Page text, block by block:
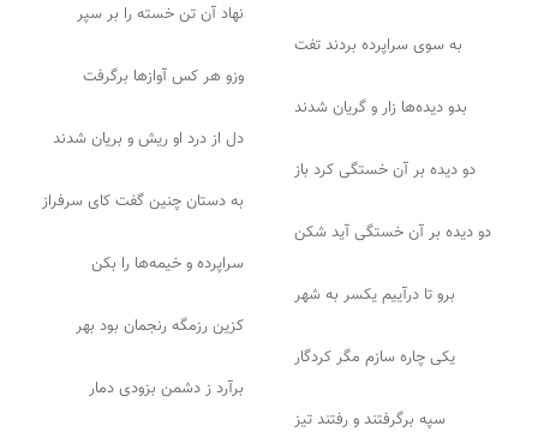
نهاد آن تن خسته را بر سپر
به سوی سراپرده بردند تفت
وزو هر کس آوازها برگرفت
بدو دیده‌ها زار و گریان شدند
دل از درد او ریش و بریان شدند
دو دیده بر آن خستگی کرد باز
به دستان چنین گفت کای سرفراز
دو دیده بر آن خستگی آید شکن
سراپرده و خیمه‌ها را بکن
برو تا درآییم یکسر به شهر
کزین رزمگه رنجمان بود بهر
یکی چاره سازم مگر کردگار
برآرد ز دشمن بزودی دمار
سپه برگرفتند و رفتند تیز